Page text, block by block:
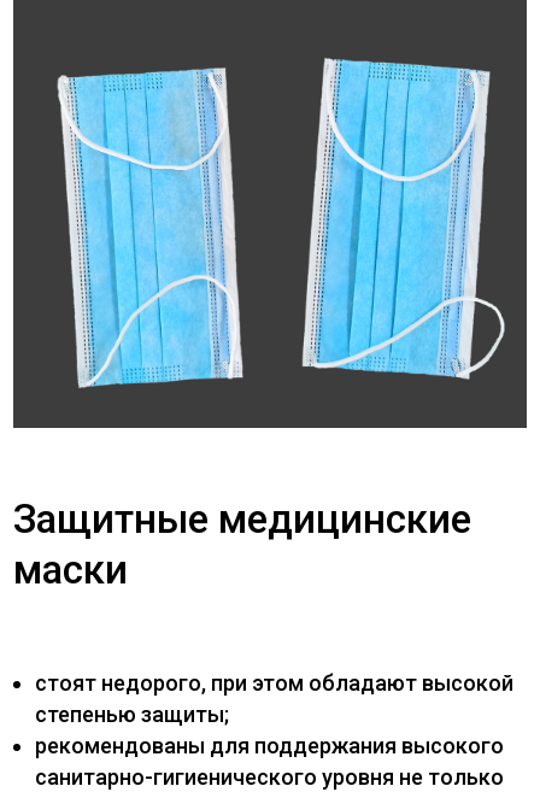
Защитные медицинские
маски
стоят недорого, при этом обладают высокой
степенью защиты;
рекомендованы для поддержания высокого
санитарно-гигиенического уровня не только